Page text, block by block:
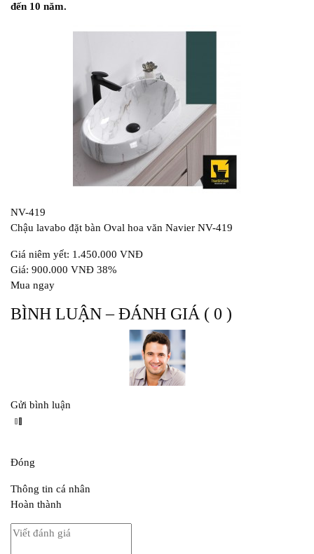
đến 10 năm.
NV-419
Chậu lavabo đặt bàn Oval hoa văn Navier NV-419
Giá niêm yết: 1.450.000 VNĐ
Giá: 900.000 VNĐ 38%
Mua ngay
BÌNH LUẬN – ĐÁNH GIÁ ( 0 )
Gửi bình luận
Đóng
Thông tin cá nhân
Hoàn thành